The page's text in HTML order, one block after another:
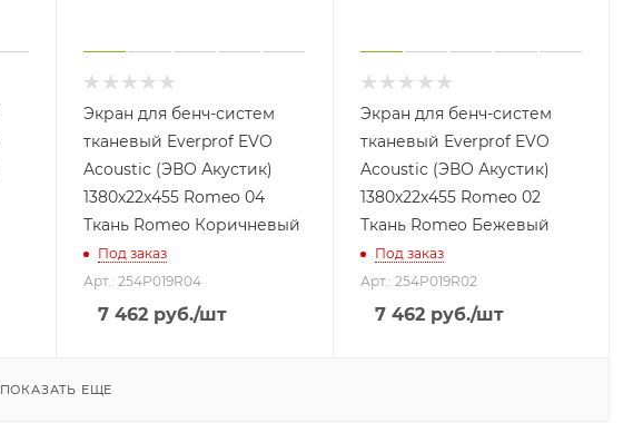
Экран для бенч-систем
тканевый Everprof EVO
Acoustic (ЭВО Акустик)
1380х22x455 Romeo 04
Ткань Romeo Коричневый
Под заказ
Арт.: 254P019R04
7 462 руб./шт
Экран для бенч-систем
тканевый Everprof EVO
Acoustic (ЭВО Акустик)
1380х22x455 Romeo 02
Ткань Romeo Бежевый
Под заказ
Арт.: 254P019R02
7 462руб./шт
ПОКАЗАТЬ ЕЩЕ